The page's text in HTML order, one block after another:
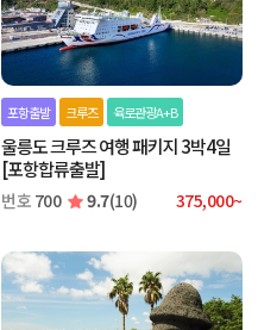
포항출발 크루즈 육로관광A+B
울릉도 크루즈 여행 패키지 3박4일
[포항합류출발]
번호 700 9.7(10) 375,000~